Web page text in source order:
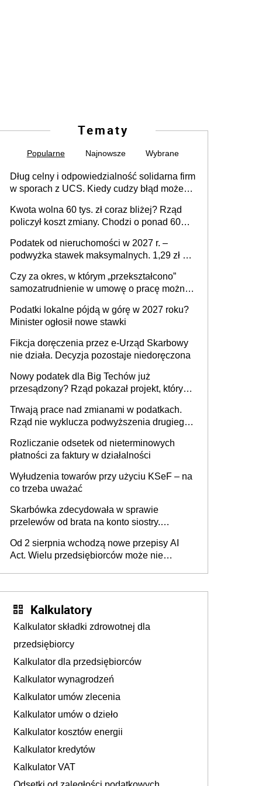
Tematy
Popularne Najnowsze Wybrane
Dług celny i odpowiedzialność solidarna firm
w sporach z UCS. Kiedy cudzy błąd może
Kwota wolna 60 tys. zł coraz bliżej? Rząd
policzył koszt zmiany. Chodzi o ponad 60
Podatek od nieruchomości w 2027 r. –
podwyżka stawek maksymalnych. 1,29 zł za
budynków i lokali związanych z
prowadzeniem działalności gospodarczej
Czy za okres, w którym „przekształcono”
samozatrudnienie w umowę o pracę można
umowy cywilnoprawnej jedynym
racjonalnym wyjściem
Podatki lokalne pójdą w górę w 2027 roku?
Minister ogłosił nowe stawki
Fikcja doręczenia przez e-Urząd Skarbowy
nie działa. Decyzja pozostaje niedoręczona
Nowy podatek dla Big Techów już
przesądzony? Rząd pokazał projekt, który
Trwają prace nad zmianami w podatkach.
Rząd nie wyklucza podwyższenia drugiego
Rozliczanie odsetek od nieterminowych
płatności za faktury w działalności
Wyłudzenia towarów przy użyciu KSeF – na
co trzeba uważać
Skarbówka zdecydowała w sprawie
przelewów od brata na konto siostry.
darowizna, ale podatku jednak nie będzie
Od 2 sierpnia wchodzą nowe przepisy AI
Act. Wielu przedsiębiorców może nie
Kalkulatory
Kalkulator składki zdrowotnej dla
przedsiębiorcy
Kalkulator dla przedsiębiorców
Kalkulator wynagrodzeń
Kalkulator umów zlecenia
Kalkulator umów o dzieło
Kalkulator kosztów energii
Kalkulator kredytów
Kalkulator VAT